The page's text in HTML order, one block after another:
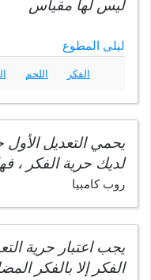
ليس لها مقياس
ليلى المطوع
الفكر اللحم
يحمي التعديل الأول
لديك حرية الفكر ،
روب كامبيا
يجب اعتبار حرية
الفكر إلا بالفكر